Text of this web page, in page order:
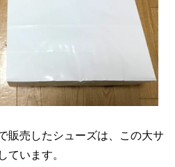
販売したシューズは、この大サ
ています。